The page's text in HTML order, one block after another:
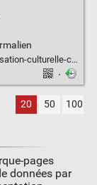
brider-cooperation/
·
20 50 100
pages
données par